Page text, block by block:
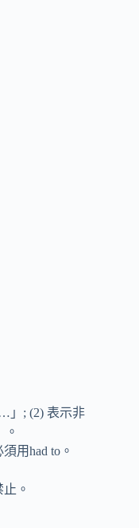
」; (2) 表示非
。
用had to。
。